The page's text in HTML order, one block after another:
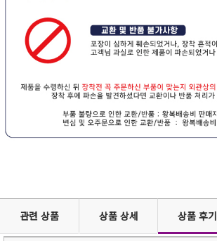
관련 상품 상품 상세 상품 후기